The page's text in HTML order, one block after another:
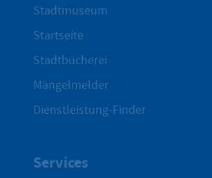
Stadtmuseum
Startseite
Stadtbücherei
Mängelmelder
Dienstleistung-Finder
Services